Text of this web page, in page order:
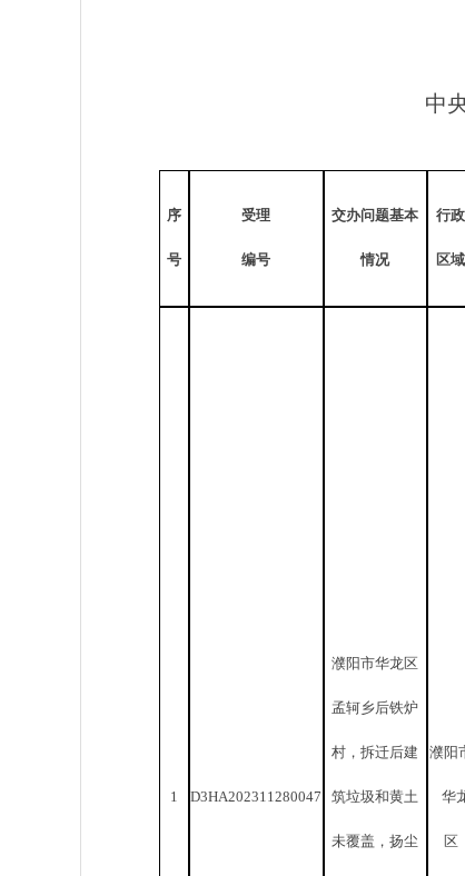
中
序
号
受理
编号
交办问题基本
情况
行政
区域
1 D3HA202311280047
濮阳市华龙区
孟轲乡后铁炉
村，拆迁后建
筑垃圾和黄土
未覆盖，扬尘
濮阳
华
区